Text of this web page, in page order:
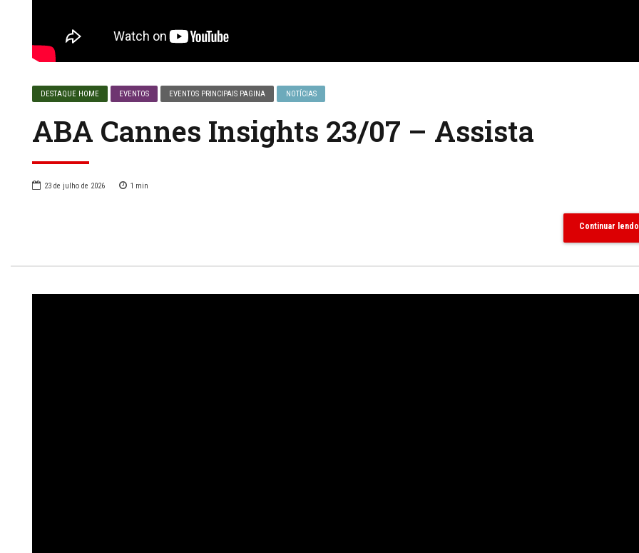
DESTAQUE HOME EVENTOS EVENTOS PRINCIPAIS PAGINA NOTÍCIAS
ABA Cannes Insights 23/07 – Assista
23 de julho de 2026 1 min
Continuar lendo